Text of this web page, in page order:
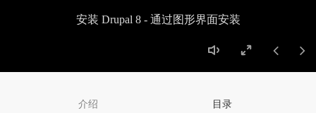
安装 Drupal 8 - 通过图形界面安装
Volume
介绍 目录